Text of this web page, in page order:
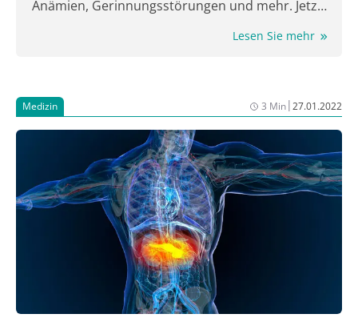
Anämien, Gerinnungsstörungen und mehr. Jetzt
Lesen Sie mehr
Medizin 3 Min|27.01.2022